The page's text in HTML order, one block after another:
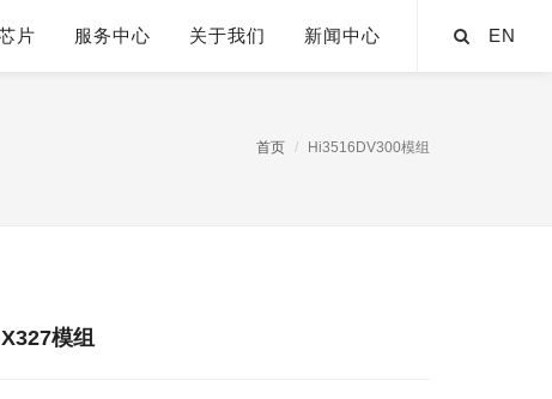
片 服务中心 关于我们 新闻中心 EN
首页 Hi3516DV300模组
模组